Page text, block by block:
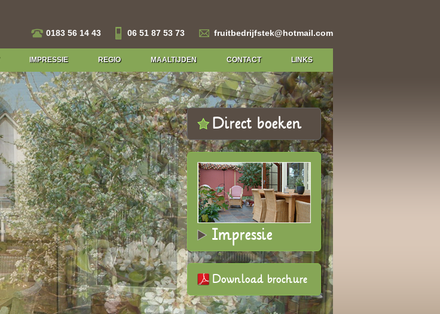
0183 56 14 43 06 51 87 53 73 fruitbedrijfstek@hotmail.com
IMPRESSIE REGIO MAALTIJDEN CONTACT LINKS
Direct boeken
Impressie
Download brochure